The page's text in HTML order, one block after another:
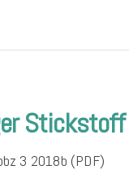
Stickstoff
3 2018b (PDF)